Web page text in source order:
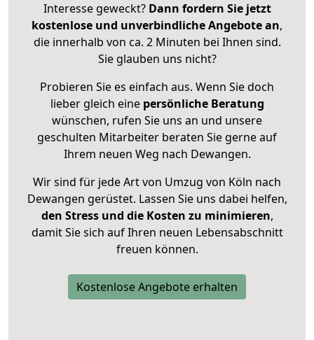
Interesse geweckt? Dann fordern Sie jetzt
kostenlose und unverbindliche Angebote an,
die innerhalb von ca. 2 Minuten bei Ihnen sind.
Sie glauben uns nicht?
Probieren Sie es einfach aus. Wenn Sie doch
lieber gleich eine persönliche Beratung
wünschen, rufen Sie uns an und unsere
geschulten Mitarbeiter beraten Sie gerne auf
Ihrem neuen Weg nach Dewangen.
Wir sind für jede Art von Umzug von Köln nach
Dewangen gerüstet. Lassen Sie uns dabei helfen,
den Stress und die Kosten zu minimieren,
damit Sie sich auf Ihren neuen Lebensabschnitt
freuen können.
Kostenlose Angebote erhalten